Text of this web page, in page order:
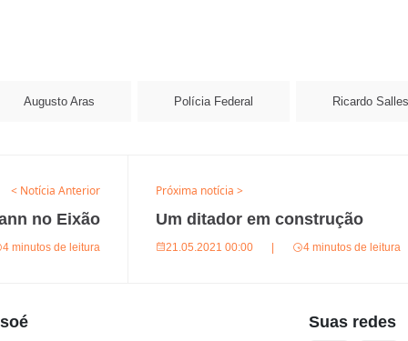
Augusto Aras Polícia Federal Ricardo Salles
< Notícia Anterior
no Eixão
4 minutos de leitura
Próxima notícia >
Um ditador em construção
21.05.2021 00:00 4 minutos de leitura
Suas redes